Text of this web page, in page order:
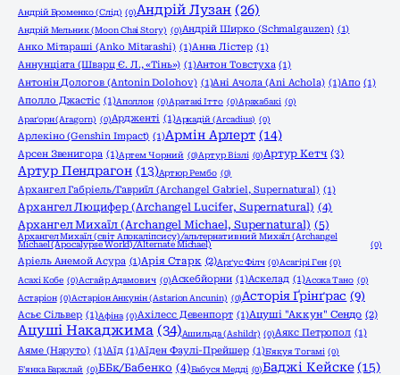
Андрій Броменко (Слід) (0)Андрій Лузан (26)
Андрій Мельник (Moon Chai Story) (0)Андрій Ширко (Schmalgauzen) (1)
Анко Мітараші (Anko Mitarashi) (1)Анна Лістер (1)
Аннунціата (Шварц Є. Л., «Тінь») (1)Антон Товстуха (1)
Антонін Дологов (Antonin Dolohov) (1)Ані Ачола (Ani Achola) (1)Апо (1)
Аполло Джастіс (1)Аполлон (0)Аратакі Ітто (0)Арахабакі (0)
Араґорн (Aragorn) (0)Ардженті (1)Аркадій (Arcadius) (0)
Арлекіно (Genshin Impact) (1)Армін Арлерт (14)
Арсен Звенигора (1)Артем Чорний (0)Артур Візлі (0)Артур Кетч (3)
Артур Пендрагон (13)Артюр Рембо (0)
Архангел Габріель/Гавриїл (Archangel Gabriel, Supernatural) (1)
Архангел Люцифер (Archangel Lucifer, Supernatural) (4)
Архангел Михаїл (Archangel Michael, Supernatural) (5)
Архангел Михаїл (світ Апокаліпсису)/альтернативний Михаїл (Archangel
Michael (Apocalypse World)/Alternate Michael)
(0)
Аріель Анемой Асура (1)Арія Старк (2)Арґус Філч (0)Асагірі Ген (0)
Асахі Кобе (0)Асгайр Адамович (0)Аскебйорни (1)Аскелад (1)Асока Тано (0)
Астаріон (0)Астаріон Анкунін (Astarion Ancunin) (0)Асторія Ґрінґрас (9)
Асьє Сільвер (1)Афіна (0)Ахілесс Девенпорт (1)Ацуші "Аккун" Сендо (2)
Ацуші Накаджима (34)Ашильда (Ashildr) (0)Аякс Петропол (1)
Аяме (Наруто) (1)Аїд (1)Аїден Фаулі-Прейшер (1)Б'якуя Тогамі (0)
Б'янка Барклай (0)ББк/Бабенко (4)Бабуся Медді (0)Баджі Кейске (15)